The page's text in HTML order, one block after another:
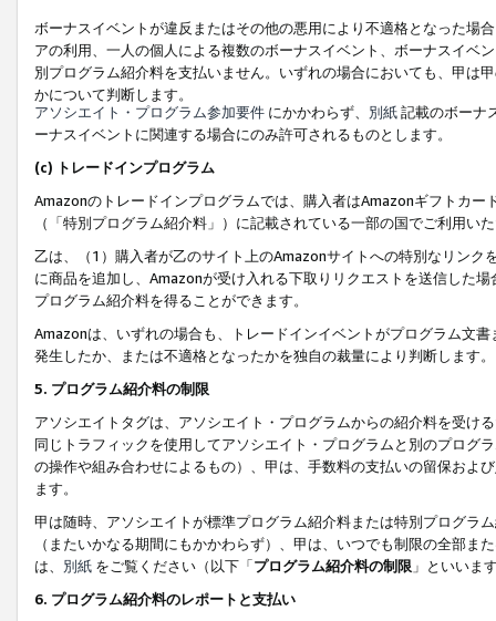
ボーナスイベントが違反またはその他の悪用により不適格となった場
アの利用、一人の個人による複数のボーナスイベント、ボーナスイベ
別プログラム紹介料を支払いません。いずれの場合においても、甲は
かについて判断します。
アソシエイト・プログラム参加要件 にかかわらず、 別紙記載のボーナ
ーナスイベントに関連する場合にのみ許可されるものとします。
(c) トレードインプログラム
Amazonのトレードインプログラムでは、購入者はAmazonギフトカ
（「特別プログラム紹介料」）に記載されている一部の国でご利用い
乙は、（1）購入者が乙のサイト上のAmazonサイトへの特別なリン
に商品を追加し、Amazonが受け入れる下取りリクエストを送信した
プログラム紹介料を得ることができます。
Amazonは、いずれの場合も、トレードインイベントがプログラム文
発生したか、または不適格となったかを独自の裁量により判断します。
5. プログラム紹介料の制限
アソシエイトタグは、アソシエイト・プログラムからの紹介料を受け
同じトラフィックを使用してアソシエイト・プログラムと別のプログ
の操作や組み合わせによるもの）、甲は、手数料の支払いの留保およ
ます。
甲は随時、アソシエイトが標準プログラム紹介料または特別プログラ
（またいかなる期間にもかかわらず）、甲は、いつでも制限の全部
は、 別紙 をご覧ください（以下「プログラム紹介料の制限 」といいま
6. プログラム紹介料のレポートと支払い